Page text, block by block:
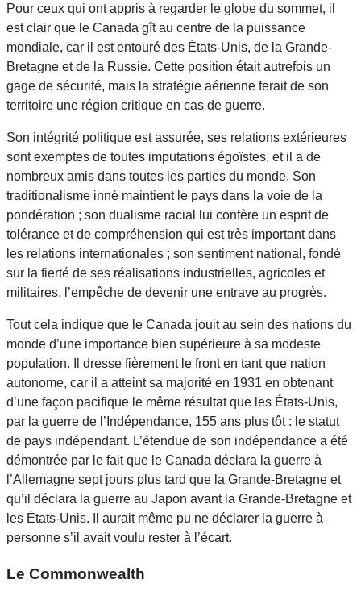
Pour ceux qui ont appris à regarder le globe du sommet, il
est clair que le Canada gît au centre de la puissance
mondiale, car il est entouré des États-Unis, de la Grande-
Bretagne et de la Russie. Cette position était autrefois un
gage de sécurité, mais la stratégie aérienne ferait de son
territoire une région critique en cas de guerre.
Son intégrité politique est assurée, ses relations extérieures
sont exemptes de toutes imputations égoïstes, et il a de
nombreux amis dans toutes les parties du monde. Son
traditionalisme inné maintient le pays dans la voie de la
pondération ; son dualisme racial lui confère un esprit de
tolérance et de compréhension qui est très important dans
les relations internationales ; son sentiment national, fondé
sur la fierté de ses réalisations industrielles, agricoles et
militaires, l’empêche de devenir une entrave au progrès.
Tout cela indique que le Canada jouit au sein des nations du
monde d’une importance bien supérieure à sa modeste
population. Il dresse fièrement le front en tant que nation
autonome, car il a atteint sa majorité en 1931 en obtenant
d’une façon pacifique le même résultat que les États-Unis,
par la guerre de l’Indépendance, 155 ans plus tôt : le statut
de pays indépendant. L’étendue de son indépendance a été
démontrée par le fait que le Canada déclara la guerre à
l’Allemagne sept jours plus tard que la Grande-Bretagne et
qu’il déclara la guerre au Japon avant la Grande-Bretagne et
les États-Unis. Il aurait même pu ne déclarer la guerre à
personne s’il avait voulu rester à l’écart.
Le Commonwealth